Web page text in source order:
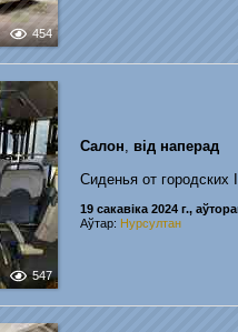
454
547
Салон, вiд наперад
Сиденья от городских
19 сакавіка 2024 г.,
Аўтар: Нурсултан